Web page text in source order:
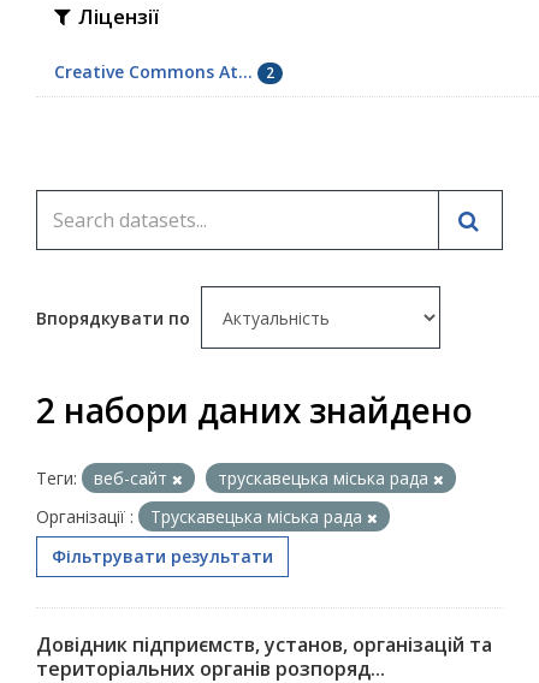
Ліцензії
Creative Commons At... 2
Впорядкувати по
2 набори даних знайдено
Теги: веб-сайт
трускавецька міська рада
Організації :
Трускавецька міська рада
Фільтрувати результати
Довідник підприємств, установ, організацій та
територіальних органів розпоряд...